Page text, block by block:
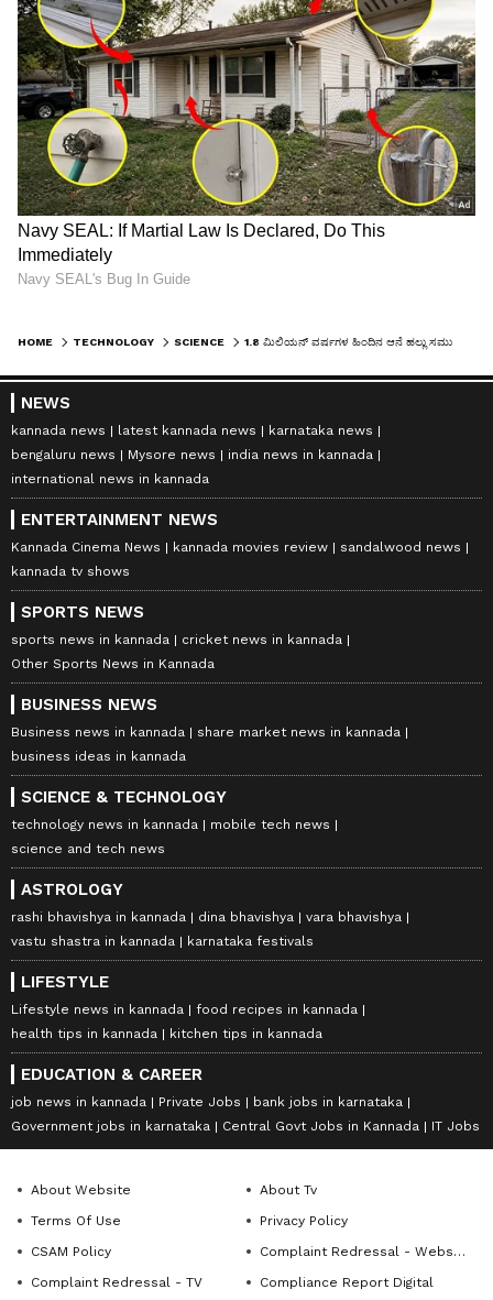
HOME TECHNOLOGY SCIENCE
NEWS
kannada news latest kannada news
karnataka news
bengaluru news
Mysore news
india news in kannada
international news in kannada
ENTERTAINMENT NEWS
Kannada Cinema News kannada movies review
sandalwood news
kannada tv shows
SPORTS NEWS
sports news in kannada
cricket news in kannada
Other Sports News in Kannada
BUSINESS NEWS
Business news in kannada
share market news in kannada
business ideas in kannada
SCIENCE & TECHNOLOGY
technology news in kannada
mobile tech news
science and tech news
ASTROLOGY
rashi bhavishya in kannada dina bhavishya
vara bhavishya
vastu shastra in kannada
karnataka festivals
LIFESTYLE
Lifestyle news in kannada
food recipes in kannada
health tips in kannada
kitchen tips in kannada
EDUCATION & CAREER
job news in kannada Private Jobs
bank jobs in karnataka
Government jobs in karnataka
Central Govt Jobs in Kannada IT Jobs
About Website
About Tv
Terms Of Use
Privacy Policy
CSAM Policy
Complaint Redressal - Website
Complaint Redressal - TV
Compliance Report Digital